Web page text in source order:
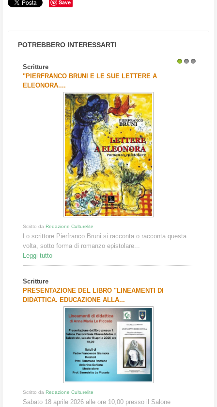
Save
POTREBBERO INTERESSARTI
Scritture
"PIERFRANCO BRUNI E LE SUE LETTERE A
ELEONORA....
Scritto da Redazione Culturelite
Lo scrittore Pierfranco Bruni si racconta o racconta questa
volta, sotto forma di romanzo epistolare...
Leggi tutto
Scritture
PRESENTAZIONE DEL LIBRO "LINEAMENTI DI
DIDATTICA. EDUCAZIONE ALLA...
Scritto da Redazione Culturelite
Sabato 18 aprile 2026 alle ore 10,00 presso il Salone